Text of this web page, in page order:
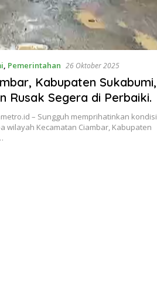
, Pemerintahan 26 Oktober 2025
Kabupaten Sukabumi,
Rusak Segera di Perbaiki.
– Sungguh memprihatinkan kondisi
wilayah Kecamatan Ciambar, Kabupaten